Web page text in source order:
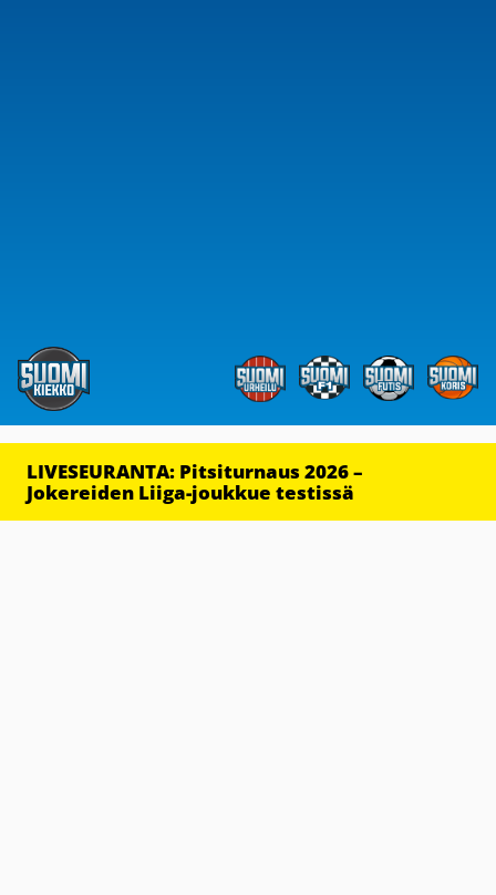
LIVESEURANTA: Pitsiturnaus 2026 –
Jokereiden Liiga-joukkue testissä